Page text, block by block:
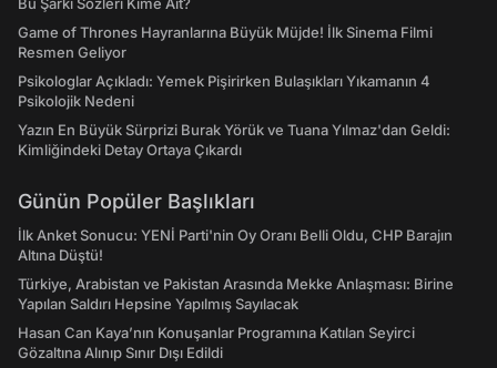
Game of Thrones Hayranlarına Büyük Müjde! İlk Sinema Filmi
Resmen Geliyor
Psikologlar Açıkladı: Yemek Pişirirken Bulaşıkları Yıkamanın 4
Psikolojik Nedeni
Yazın En Büyük Sürprizi Burak Yörük ve Tuana Yılmaz'dan Geldi:
Kimliğindeki Detay Ortaya Çıkardı
Günün Popüler Başlıkları
İlk Anket Sonucu: YENİ Parti'nin Oy Oranı Belli Oldu, CHP Barajın
Altına Düştü!
Türkiye, Arabistan ve Pakistan Arasında Mekke Anlaşması: Birine
Yapılan Saldırı Hepsine Yapılmış Sayılacak
Hasan Can Kaya’nın Konuşanlar Programına Katılan Seyirci
Gözaltına Alınıp Sınır Dışı Edildi